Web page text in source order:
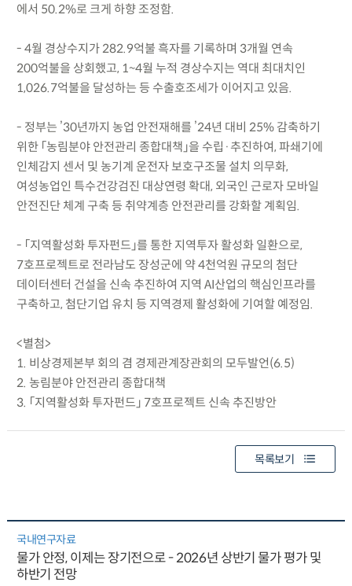
에서 50.2%로 크게 하향 조정함.
- 4월 경상수지가 282.9억불 흑자를 기록하며 3개월 연속
200억불을 상회했고, 1~4월 누적 경상수지는 역대 최대치인
1,026.7억불을 달성하는 등 수출호조세가 이어지고 있음.
- 정부는 ’30년까지 농업 안전재해를 ’24년 대비 25% 감축하기
위한 「농림분야 안전관리 종합대책」을 수립·추진하여, 파쇄기에
인체감지 센서 및 농기계 운전자 보호구조물 설치 의무화,
여성농업인 특수건강검진 대상연령 확대, 외국인 근로자 모바일
안전진단 체계 구축 등 취약계층 안전관리를 강화할 계획임.
- 「지역활성화 투자펀드」를 통한 지역투자 활성화 일환으로,
7호프로젝트로 전라남도 장성군에 약 4천억원 규모의 첨단
데이터센터 건설을 신속 추진하여 지역 AI산업의 핵심인프라를
구축하고, 첨단기업 유치 등 지역경제 활성화에 기여할 예정임.
<별첨>
1. 비상경제본부 회의 겸 경제관계장관회의 모두발언(6.5)
2. 농림분야 안전관리 종합대책
3. 「지역활성화 투자펀드」 7호프로젝트 신속 추진방안
목록보기
국내연구자료
물가 안정, 이제는 장기전으로 - 2026년 상반기 물가 평가 및
하반기 전망